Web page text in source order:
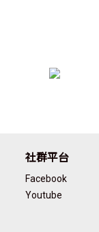
社群平台
Facebook
Youtube